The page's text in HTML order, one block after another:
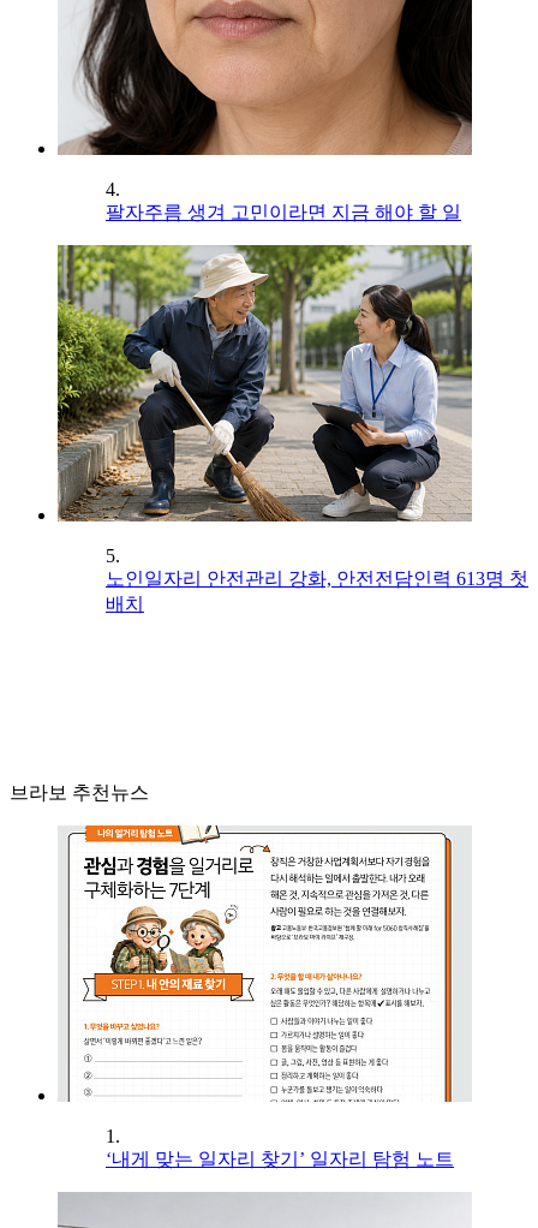
4.
팔자주름 생겨 고민이라면 지금 해야 할 일
5.
노인일자리 안전관리 강화, 안전전담인력 613명 첫
배치
브라보 추천뉴스
1.
‘내게 맞는 일자리 찾기’ 일자리 탐험 노트